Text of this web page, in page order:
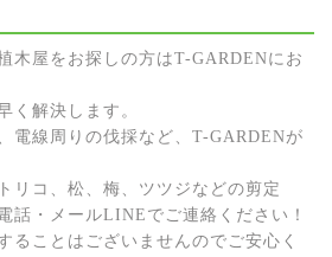
木屋をお探しの方はT-GARDENにお
く解決します。
電線周りの伐採など、T-GARDENが
リコ、松、梅、ツツジなどの剪定
話・メールLINEでご連絡ください！
ることはございませんのでご安心く